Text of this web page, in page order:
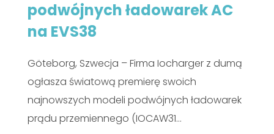
podwójnych ładowarek AC
na EVS38
Göteborg, Szwecja – Firma Iocharger z dumą
ogłasza światową premierę swoich
najnowszych modeli podwójnych ładowarek
prądu przemiennego (IOCAW31…